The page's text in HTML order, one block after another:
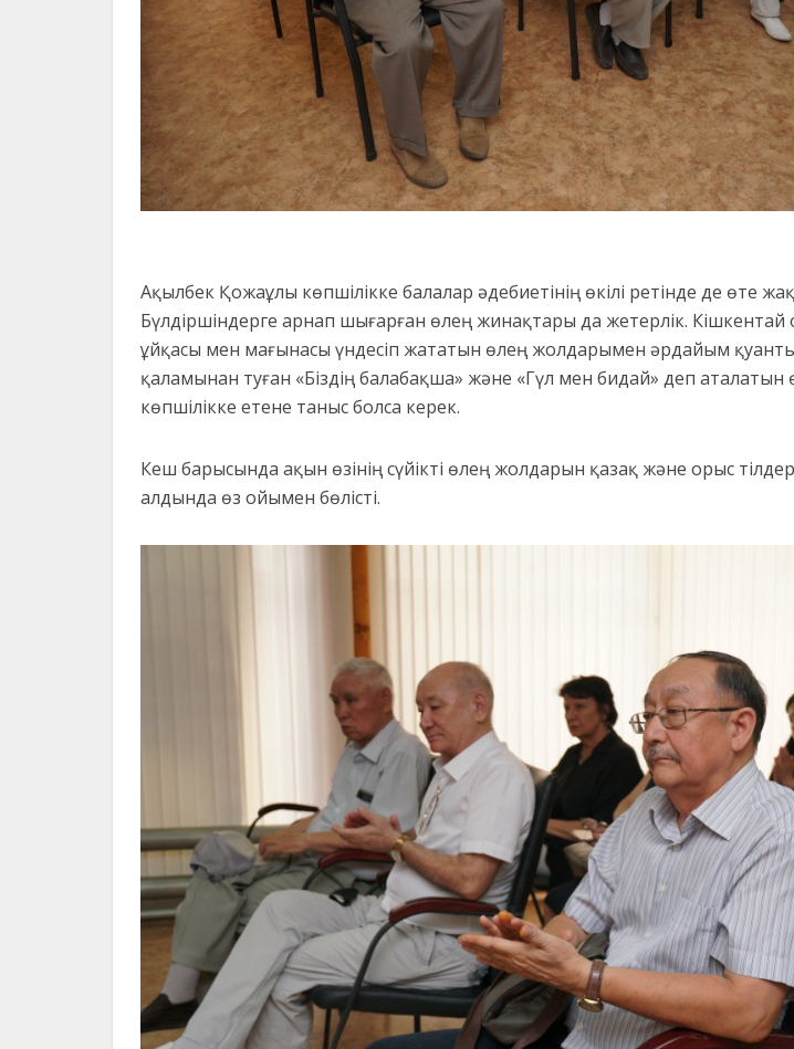
Ақылбек Қожаұлы көпшілікке балалар әдебиетінің өкілі ретінде де өте
Бүлдіршіндерге арнап шығарған өлең жинақтары да жетерлік.
ұйқасы мен мағынасы үндесіп жататын өлең жолдарымен әрдайым
қаламынан туған «Біздің балабақша» және «Гүл мен бидай» деп
көпшілікке етене таныс болса керек.
Кеш барысында ақын өзінің сүйікті өлең жолдарын қазақ және орыс
алдында өз ойымен бөлісті.